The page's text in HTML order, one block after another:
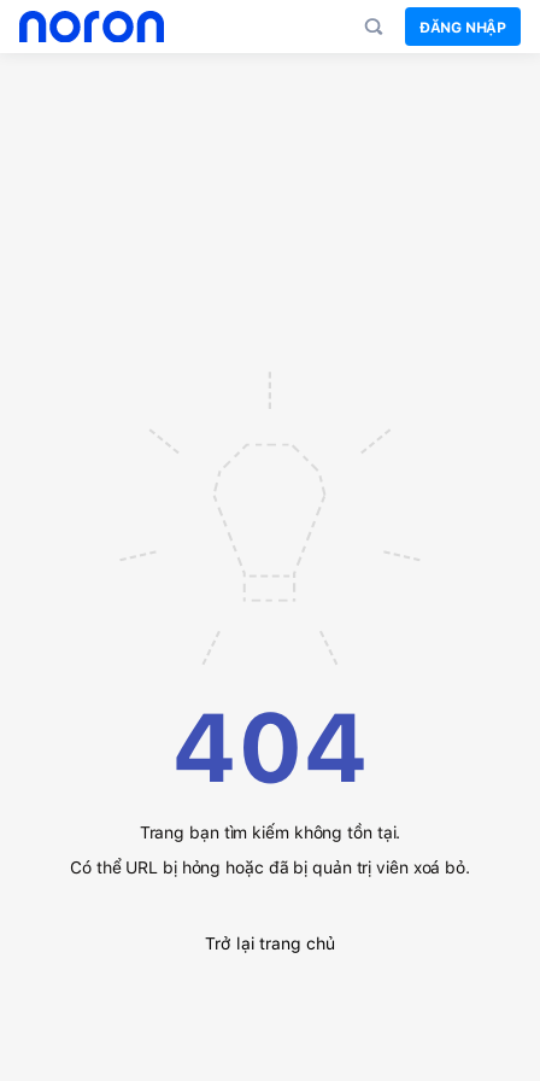
ĐĂNG NHẬP
404
Trang bạn tìm kiếm không tồn tại.
Có thể URL bị hỏng hoặc đã bị quản trị viên xoá bỏ.
Trở lại trang chủ